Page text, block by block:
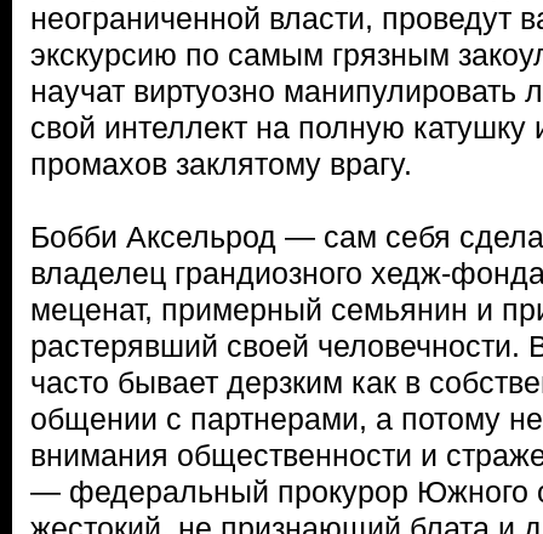
неограниченной власти, проведут
экскурсию по самым грязным
научат виртуозно манипулировать
свой интеллект на полную катушку
промахов заклятому врагу.
Бобби Аксельрод — сам себя
владелец грандиозного хедж-
меценат, примерный семьянин и
растерявший своей человечности.
часто бывает дерзким как в
общении с партнерами, а потому
внимания общественности и
— федеральный прокурор Южного